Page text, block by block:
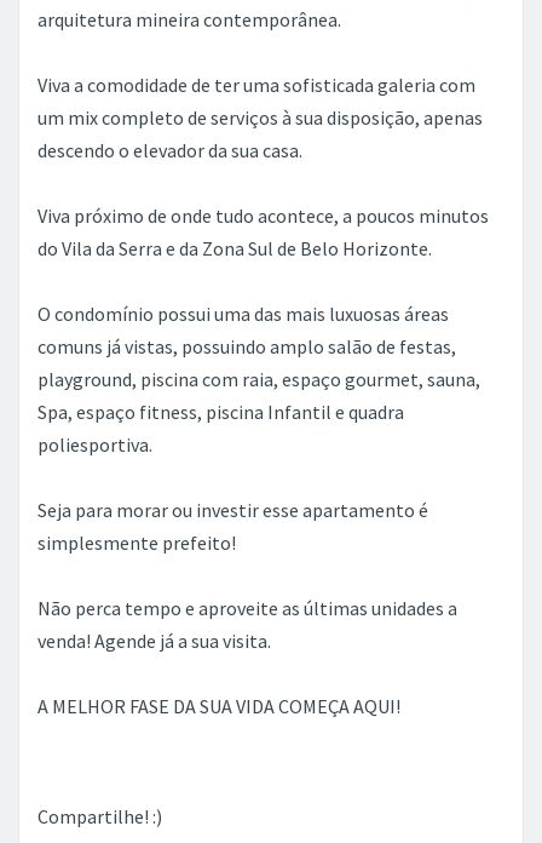
arquitetura mineira contemporânea.
Viva a comodidade de ter uma sofisticada galeria com
um mix completo de serviços à sua disposição, apenas
descendo o elevador da sua casa.
Viva próximo de onde tudo acontece, a poucos minutos
do Vila da Serra e da Zona Sul de Belo Horizonte.
O condomínio possui uma das mais luxuosas áreas
comuns já vistas, possuindo amplo salão de festas,
playground, piscina com raia, espaço gourmet, sauna,
Spa, espaço fitness, piscina Infantil e quadra
poliesportiva.
Seja para morar ou investir esse apartamento é
simplesmente prefeito!
Não perca tempo e aproveite as últimas unidades a
venda! Agende já a sua visita.
A MELHOR FASE DA SUA VIDA COMEÇA AQUI!
Compartilhe! :)